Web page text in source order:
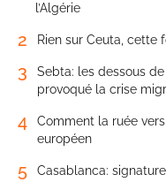
l’Algérie
2 Rien sur Ceuta, cette
3
Sebta: les dessous
provoqué la crise
4
Comment la ruée
européen
5
Casablanca: